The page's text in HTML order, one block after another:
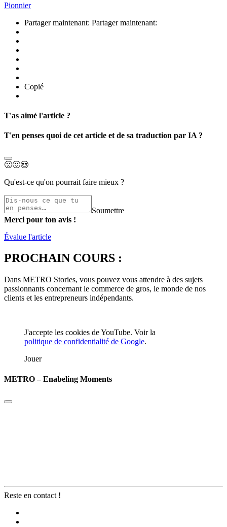
Pionnier
Partager maintenant: Partager maintenant:
Copié
T'as aimé l'article ?
T'en penses quoi de cet article et de sa traduction par IA ?
🙁🙂😍
Qu'est-ce qu'on pourrait faire mieux ?
Soumettre
Merci pour ton avis !
Évalue l'article
PROCHAIN COURS :
Dans METRO Stories, vous pouvez vous attendre à des sujets
passionnants concernant le commerce de gros, le monde de nos
clients et les entrepreneurs indépendants.
J'accepte les cookies de YouTube. Voir la
politique de confidentialité de Google.
Jouer
METRO – Enabeling Moments
Reste en contact !